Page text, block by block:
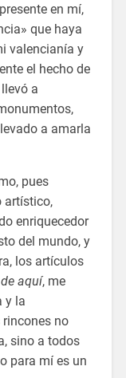
en mí,
que haya
valencianía y
el hecho de
a
a amarla
pues
artístico,
enriquecedor
del mundo, y
los artículos
aquí, me
y la
no
sino a todos
para mí es un